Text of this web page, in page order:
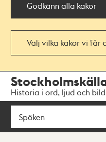
Godkänn alla kakor
Välj vilka kakor vi får
navigationen
huvudinnehållet
Historia i ord, ljud och bild
Sök